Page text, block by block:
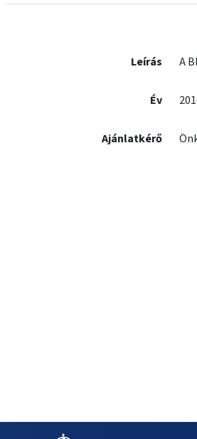
Leírás
A
Év
Ajánlatkérő